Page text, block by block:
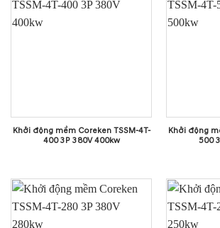
Khởi động mềm Coreken TSSM-4T-
400 3P 380V 400kw
Khởi động
500